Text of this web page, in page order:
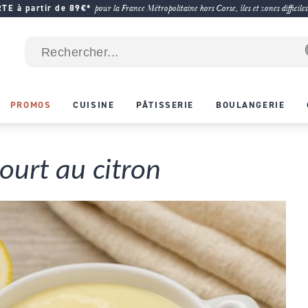
à partir de 89€* pour la France Métropolitaine hors Corse, îles et zones
PROMOS CUISINE PÂTISSERIE BOULANGERIE
au citron